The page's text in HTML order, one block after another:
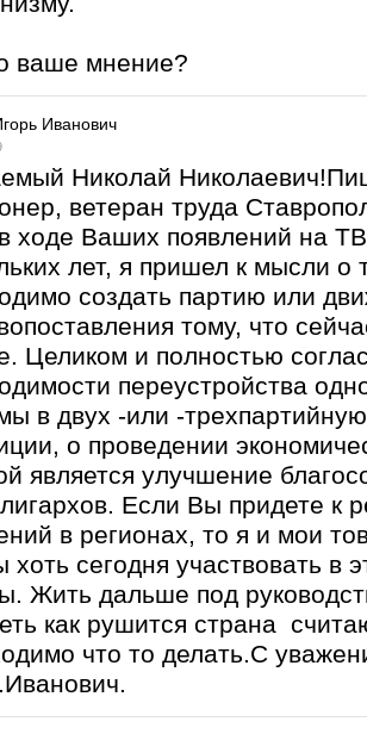
ваше мнение?
Иванович
Николай
ветеран труда
ходе Ваших появлений на
лет, я пришел к мысли о
создать партию или
тому, что
Целиком и полностью
переустройства
в двух -или -
о проведении
является улучшение
Если Вы придете к
в регионах, то я и мои
хоть сегодня участвовать в
Жить дальше под
как рушится страна
что то делать.С